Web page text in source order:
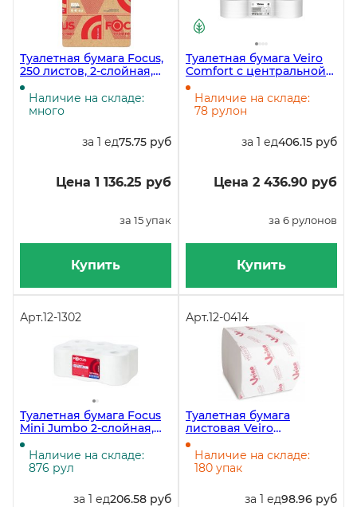
Туалетная бумага Focus,
250 листов, 2-слойная,
листовая, белая, 10,8х23
см, V-сложения, 15
упаковок в мешке
Наличие на складе:
много
за 1 ед75.75 руб
Цена 1 136.25 руб
за 15 упак
Купить
Туалетная бумага Veiro
Comfort с центральной
вытяжкой TP210, 2-
слойная, белая, 215
метров, 6 рулонов в
упаковке
Наличие на складе:
78 рулон
за 1 ед406.15 руб
Цена 2 436.90 руб
за 6 рулонов
Купить
Арт.12-1302
Туалетная бумага Focus
Mini Jumbo 2-слойная,
170 метров, белая, в
упаковке 12 штук
Наличие на складе:
876 рул
за 1 ед206.58 руб
Арт.12-0414
Туалетная бумага
листовая Veiro
Professional Premium, 2-
слойная, белая, 250
листов, 30 пачек в
упаковке
Наличие на складе:
180 упак
за 1 ед98.96 руб